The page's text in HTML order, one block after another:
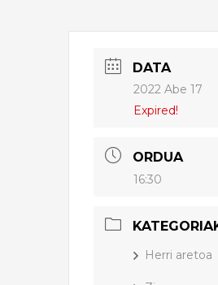
DATA
2022 Abe 17
Expired!
ORDUA
16:30
Herri aretoa